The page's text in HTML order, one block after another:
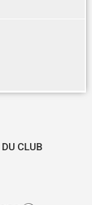
DU CLUB